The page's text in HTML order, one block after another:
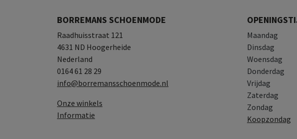
BORREMANS SCHOENMODE
Raadhuisstraat 121
4631 ND Hoogerheide
Nederland
0164 61 28 29
info@borremansschoenmode.nl
Onze winkels
Informatie
Maandag
Dinsdag
Woensdag
Donderdag
Vrijdag
Zaterdag
Zondag
Koopzondag